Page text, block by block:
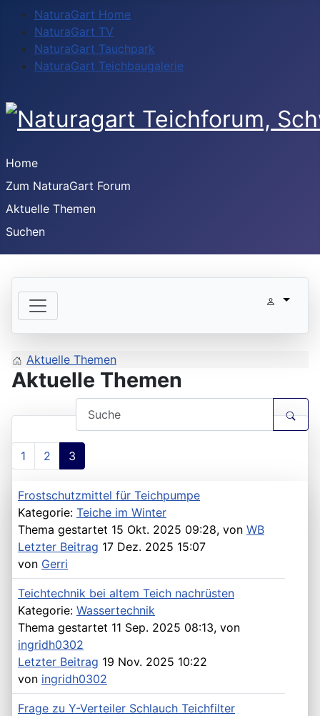
NaturaGart Home
NaturaGart TV
NaturaGart Tauchpark
NaturaGart Teichbaugalerie
Home
Zum NaturaGart Forum
Aktuelle Themen
Suchen
Aktuelle Themen
Aktuelle Themen
1 2 3
Frostschutzmittel für Teichpumpe
Kategorie: Teiche im Winter
Thema gestartet 15 Okt. 2025 09:28, von WB
Letzter Beitrag 17 Dez. 2025 15:07
von Gerri
Teichtechnik bei altem Teich nachrüsten
Kategorie: Wassertechnik
Thema gestartet 11 Sep. 2025 08:13, von
ingridh0302
Letzter Beitrag 19 Nov. 2025 10:22
von ingridh0302
Frage zu Y-Verteiler Schlauch Teichfilter